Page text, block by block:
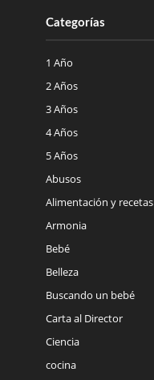
Categorías
1 Año
2 Años
3 Años
4 Años
5 Años
Abusos
Alimentación y recetas
Armonia
Bebé
Belleza
Buscando un bebé
Carta al Director
Ciencia
cocina